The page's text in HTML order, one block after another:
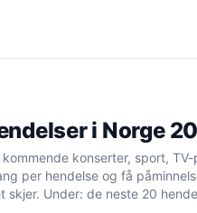
i Norge
konserter, sport,
per hendelse og få
skjer. Under: de neste 20